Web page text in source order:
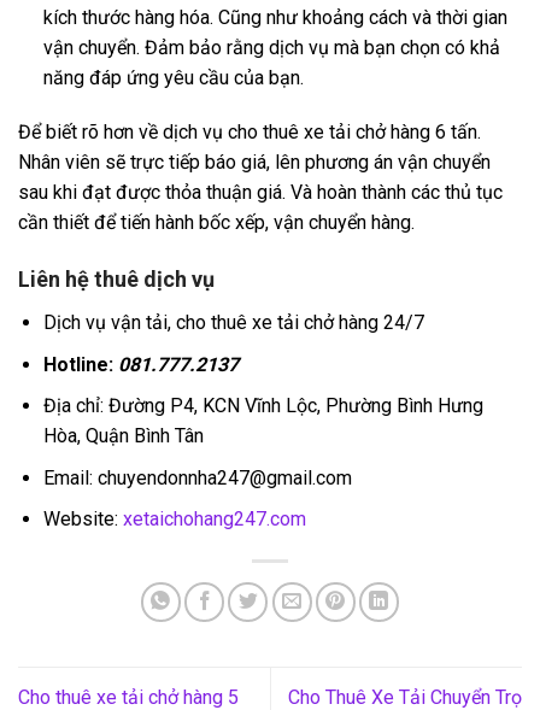
kích thước hàng hóa. Cũng như khoảng cách và thời gian
vận chuyển. Đảm bảo rằng dịch vụ mà bạn chọn có khả
năng đáp ứng yêu cầu của bạn.
Để biết rõ hơn về dịch vụ cho thuê xe tải chở hàng 6 tấn.
Nhân viên sẽ trực tiếp báo giá, lên phương án vận chuyển
sau khi đạt được thỏa thuận giá. Và hoàn thành các thủ tục
cần thiết để tiến hành bốc xếp, vận chuyển hàng.
Liên hệ thuê dịch vụ
Dịch vụ vận tải, cho thuê xe tải chở hàng 24/7
Hotline: 081.777.2137
Địa chỉ: Đường P4, KCN Vĩnh Lộc, Phường Bình Hưng
Hòa, Quận Bình Tân
Email: chuyendonnha247@gmail.com
Website: xetaichohang247.com
Cho thuê xe tải chở hàng 5
Cho Thuê Xe Tải Chuyển Trọ